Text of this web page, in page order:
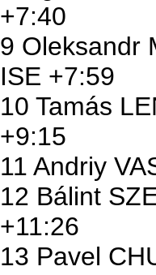
+7:40
9 Oleksandr
ISE +7:59
10 Tamás
+9:15
11 Andriy
12 Bálint
+11:26
13 Pavel